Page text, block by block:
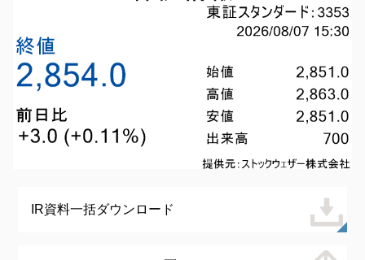
IR資料一括ダウンロード